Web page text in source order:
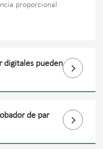
proporcional
digitales pueden

de par
